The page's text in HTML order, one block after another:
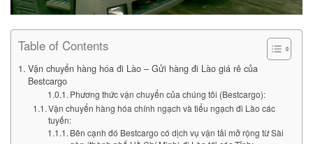
Table of Contents
Vận chuyển hàng hóa đi Lào – Gửi hàng đi Lào giá rẻ của
Bestcargo
Phương thức vận chuyển của chúng tôi (Bestcargo):
Vận chuyển hàng hóa chính ngạch và tiểu ngạch đi Lào các
tuyến:
Bên cạnh đó Bestcargo có dịch vụ vận tải mở rộng từ Sài